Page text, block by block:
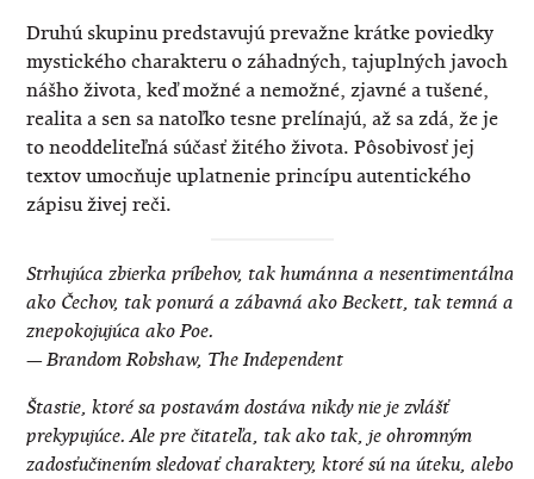
Druhú skupinu predstavujú prevažne krátke poviedky
mystického charakteru o záhadných, tajuplných javoch
nášho života, keď možné a nemožné, zjavné a tušené,
realita a sen sa natoľko tesne prelínajú, až sa zdá, že je
to neoddeliteľná súčasť žitého života. Pôsobivosť jej
textov umocňuje uplatnenie princípu autentického
zápisu živej reči.
Strhujúca zbierka príbehov, tak humánna a nesentimentálna
ako Čechov, tak ponurá a zábavná ako Beckett, tak temná a
znepokojujúca ako Poe.
— Brandom Robshaw, The Independent
Štastie, ktoré sa postavám dostáva nikdy nie je zvlášť
prekypujúce. Ale pre čitateľa, tak ako tak, je ohromným
zadosťučinením sledovať charaktery, ktoré sú na úteku, alebo